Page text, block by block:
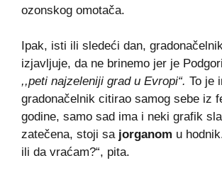
ozonskog omotača.
Ipak, isti ili sledeći dan,
izjavljuje, da ne brinemo jer je
,,peti najzeleniji grad u Evropi“. To je
gradonačelnik citirao samog sebe iz
godine, samo sad ima i neki grafik
zatečena, stoji sa jorganom u
ili da vraćam?“, pita.